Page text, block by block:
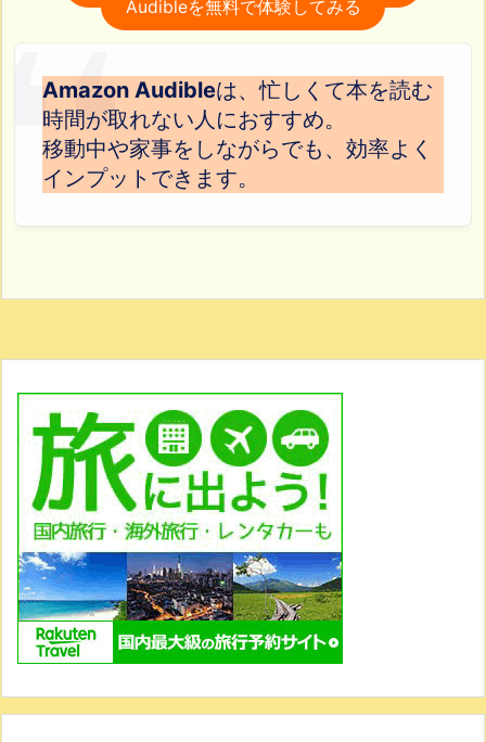
Audibleを無料で体験してみる
Amazon Audibleは、忙しくて本を読む
時間が取れない人におすすめ。
移動中や家事をしながらでも、効率よく
インプットできます。